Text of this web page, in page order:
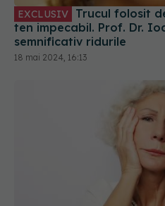
Prof. dr. Ioan Lascăr: